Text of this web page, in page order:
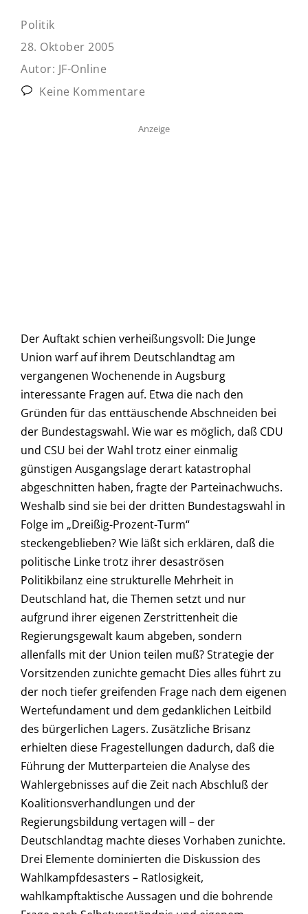
Politik
28. Oktober 2005
Autor: JF-Online
Keine Kommentare
Anzeige
Der Auftakt schien verheißungsvoll: Die Junge
Union warf auf ihrem Deutschlandtag am
vergangenen Wochenende in Augsburg
interessante Fragen auf. Etwa die nach den
Gründen für das enttäuschende Abschneiden bei
der Bundestagswahl. Wie war es möglich, daß CDU
und CSU bei der Wahl trotz einer einmalig
günstigen Ausgangslage derart katastrophal
abgeschnitten haben, fragte der Parteinachwuchs.
Weshalb sind sie bei der dritten Bundestagswahl in
Folge im „Dreißig-Prozent-Turm“
steckengeblieben? Wie läßt sich erklären, daß die
politische Linke trotz ihrer desaströsen
Politikbilanz eine strukturelle Mehrheit in
Deutschland hat, die Themen setzt und nur
aufgrund ihrer eigenen Zerstrittenheit die
Regierungsgewalt kaum abgeben, sondern
allenfalls mit der Union teilen muß? Strategie der
Vorsitzenden zunichte gemacht Dies alles führt zu
der noch tiefer greifenden Frage nach dem eigenen
Wertefundament und dem gedanklichen Leitbild
des bürgerlichen Lagers. Zusätzliche Brisanz
erhielten diese Fragestellungen dadurch, daß die
Führung der Mutterparteien die Analyse des
Wahlergebnisses auf die Zeit nach Abschluß der
Koalitionsverhandlungen und der
Regierungsbildung vertagen will – der
Deutschlandtag machte dieses Vorhaben zunichte.
Drei Elemente dominierten die Diskussion des
Wahlkampfdesasters – Ratlosigkeit,
wahlkampftaktische Aussagen und die bohrende